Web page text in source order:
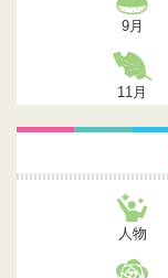
9月
11月
人物